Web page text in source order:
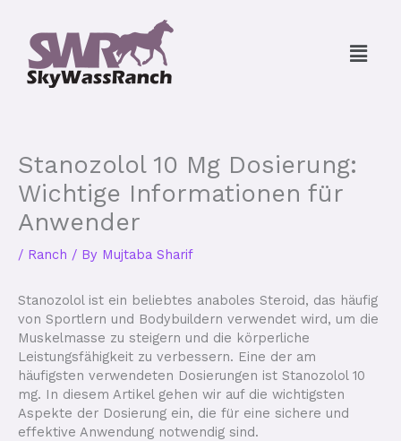
content
Menu
Stanozolol 10 Mg Dosierung:
Wichtige Informationen für
Anwender
/ Ranch / By Mujtaba Sharif
Stanozolol ist ein beliebtes anaboles Steroid, das häufig
von Sportlern und Bodybuildern verwendet wird, um die
Muskelmasse zu steigern und die körperliche
Leistungsfähigkeit zu verbessern. Eine der am
häufigsten verwendeten Dosierungen ist Stanozolol 10
mg. In diesem Artikel gehen wir auf die wichtigsten
Aspekte der Dosierung ein, die für eine sichere und
effektive Anwendung notwendig sind.